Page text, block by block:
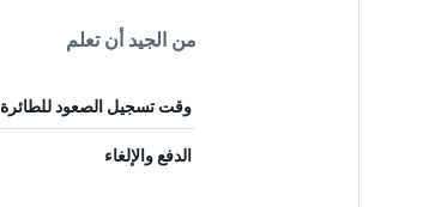
من الجيد أن تعلم
وقت تسجيل الصعود للطائرة
الدفع والإلغاء